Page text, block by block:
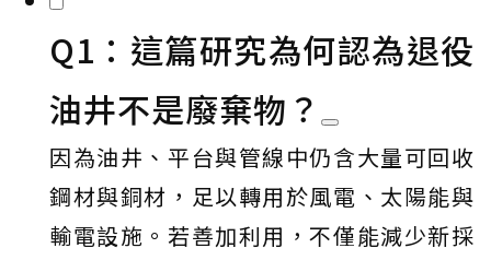
Q1：這篇研究為何認為退役
油井不是廢棄物？
因為油井、平台與管線中仍含大量可回收
鋼材與銅材，足以轉用於風電、太陽能與
輸電設施。若善加利用，不僅能減少新採